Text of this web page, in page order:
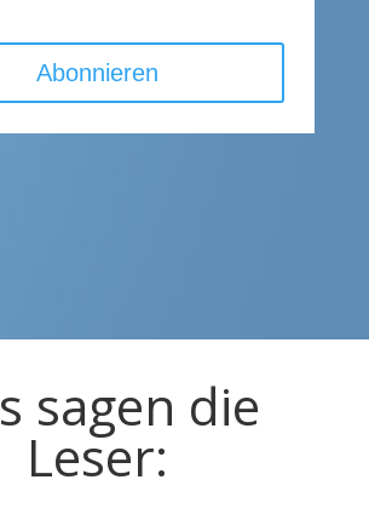
Abonnieren
sagen die
Leser: